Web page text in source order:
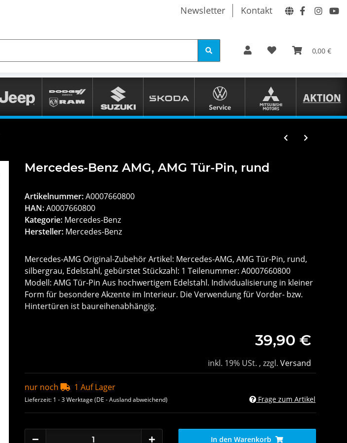
Newsletter Kontakt
0,00 €
Mercedes-Benz AMG, AMG Tür-Pin, rund
Artikelnummer:A0007660800
HAN:A0007660800
Kategorie: Mercedes-Benz
Hersteller: Mercedes-Benz
Mercedes-AMG Original-Zubehör Artikel: Mercedes-AMG, AMG Tür-Pin, rund,
silbergrau, Edelstahl, gebürstet Stückzahl: 1 Teilenummer: A0007660800
Modell: AMG Tür-Pin Aus hochwertigem Edelstahl. Individualisierung in kleiner
Form für besondere Akzente im Interieur. Die Verwendung für Vorder- bzw.
Hintertüren ist baureihenabhängig.
39,90 €
inkl. 19% USt. , zzgl. Versand
nur noch 1 Auf Lager
Lieferzeit: 1 - 3 Werktage (DE - Ausland abweichend) Frage zum Artikel
In den Warenkorb